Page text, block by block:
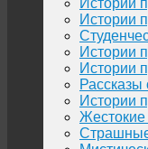
Истории
Истории
Истории
Истории
Рассказы
Истории
Жестокие